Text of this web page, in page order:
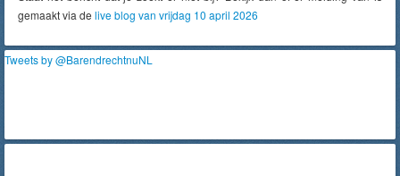
gemaakt via de live blog van vrijdag 10 april 2026
Tweets by @BarendrechtnuNL